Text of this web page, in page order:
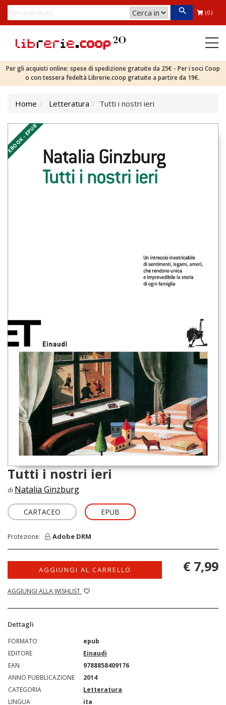
(0)
Per gli acquisti online: spese di spedizione gratuite da 25€ - Per i soci Coop
o con tessera fedeltà Librerie.coop gratuite a partire da 19€.
Home Letteratura Tutti i nostri ieri
EBOOK - EPUB
Tutti i nostri ieri
di Natalia Ginzburg
CARTACEO EPUB
Protezione: Adobe DRM
AGGIUNGI AL CARRELLO
AGGIUNGI ALLA WISHLIST
€ 7,99
Dettagli
FORMATO
epub
EDITORE
Einaudi
EAN
9788858409176
ANNO PUBBLICAZIONE
2014
CATEGORIA
Letteratura
LINGUA
ita